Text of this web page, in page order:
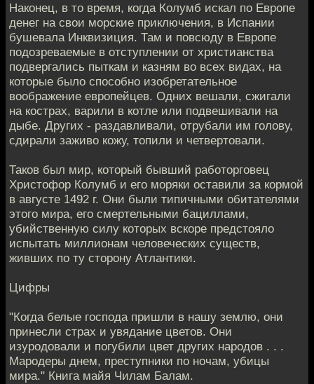
Наконец, в то время, когда Колумб искал по Европе
денег на свои морские приключения, в Испании
бушевала Инквизиция. Там и повсюду в Европе
подозреваемые в отступлении от христианства
подвергались пыткам и казням во всех видах, на
которые было способно изобретательное
воображение европейцев. Одних вешали, сжигали
на кострах, варили в котле или подвешивали на
дыбе. Других - раздавливали, отрубали им голову,
сдирали заживо кожу, топили и четвертовали.
Таков был мир, который бывший работорговец
Христофор Колумб и его моряки оставили за кормой
в августе 1492 г. Они были типичными обитателями
этого мира, его смертельными бациллами,
убийственную силу которых вскоре предстояло
испытать миллионам человеческих существ,
живших по ту сторону Атлантики.
Цифры
"Когда белые господа пришли в нашу землю, они
принесли страх и увядание цветов. Они
изуродовали и погубили цвет других народов . . .
Мародеры днем, преступники по ночам, убицы
мира." Книга майя Чилам Балам.